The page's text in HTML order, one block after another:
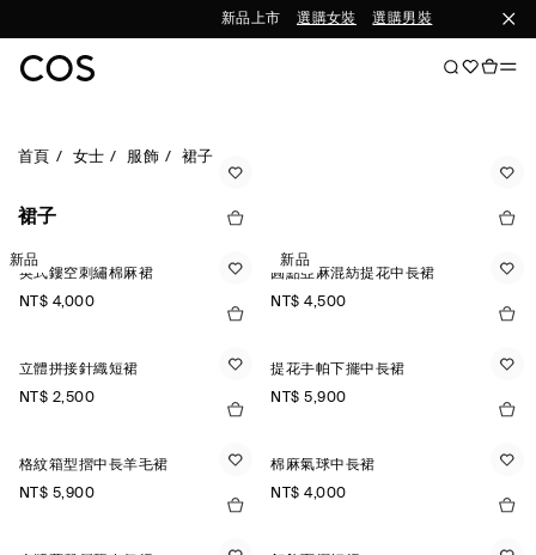
新品上市 選購女裝 選購男裝
首頁 女士 服飾 裙子
裙子
新品
英式鏤空刺繡棉麻裙
NT$ 4,000
新品
圓點亞麻混紡提花中長裙
NT$ 4,500
立體拼接針織短裙
NT$ 2,500
提花手帕下擺中長裙
NT$ 5,900
格紋箱型摺中長羊毛裙
NT$ 5,900
棉麻氣球中長裙
NT$ 4,000